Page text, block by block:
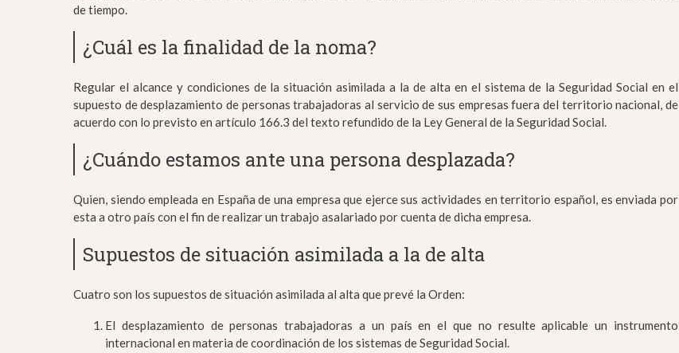
de tiempo.
¿Cuál es la finalidad de la noma?
Regular el alcance y condiciones de la situación asimilada a la de alta en el sistema de la Seguridad Social en el
supuesto de desplazamiento de personas trabajadoras al servicio de sus empresas fuera del territorio nacional, de
acuerdo con lo previsto en artículo 166.3 del texto refundido de la Ley General de la Seguridad Social.
¿Cuándo estamos ante una persona desplazada?
Quien, siendo empleada en España de una empresa que ejerce sus actividades en territorio español, es enviada por
esta a otro país con el fin de realizar un trabajo asalariado por cuenta de dicha empresa.
Supuestos de situación asimilada a la de alta
Cuatro son los supuestos de situación asimilada al alta que prevé la Orden:
El desplazamiento de personas trabajadoras a un país en el que no resulte aplicable un instrumento
internacional en materia de coordinación de los sistemas de Seguridad Social.